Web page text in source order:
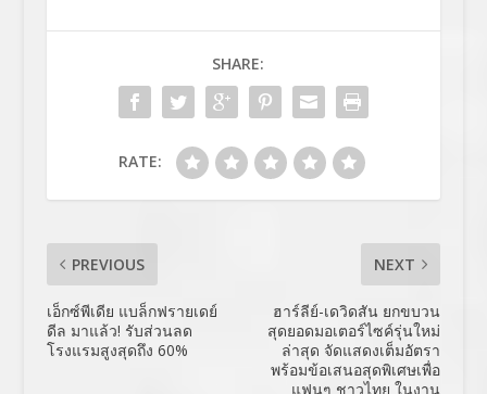
SHARE:
RATE:
PREVIOUS
เอ็กซ์พีเดีย แบล็กฟรายเดย์
ดีล มาแล้ว! รับส่วนลด
โรงแรมสูงสุดถึง 60%
NEXT
ฮาร์ลีย์-เดวิดสัน ยกขบวน
สุดยอดมอเตอร์ไซค์รุ่นใหม่
ล่าสุด จัดแสดงเต็มอัตรา
พร้อมข้อเสนอสุดพิเศษเพื่อ
แฟนๆ ชาวไทย ในงาน